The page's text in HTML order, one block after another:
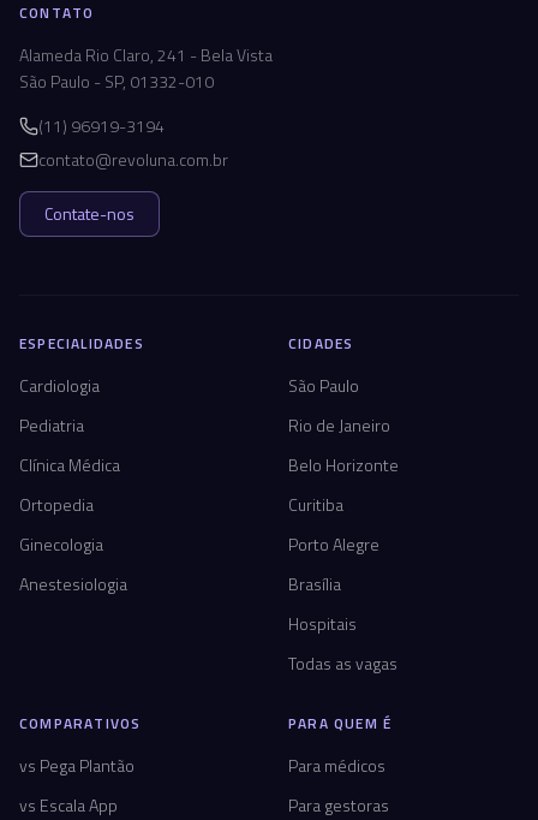
CONTATO
Alameda Rio Claro, 241 - Bela Vista
São Paulo - SP, 01332-010
(11) 96919-3194
contato@revoluna.com.br
Contate-nos
ESPECIALIDADES
Cardiologia
Pediatria
Clínica Médica
Ortopedia
Ginecologia
Anestesiologia
CIDADES
São Paulo
Rio de Janeiro
Belo Horizonte
Curitiba
Porto Alegre
Brasília
Hospitais
Todas as vagas
COMPARATIVOS
vs Pega Plantão
vs Escala App
PARA QUEM É
Para médicos
Para gestoras